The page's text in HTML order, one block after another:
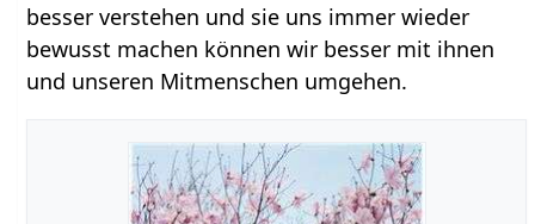
besser verstehen und sie uns immer wieder
bewusst machen können wir besser mit ihnen
und unseren Mitmenschen umgehen.